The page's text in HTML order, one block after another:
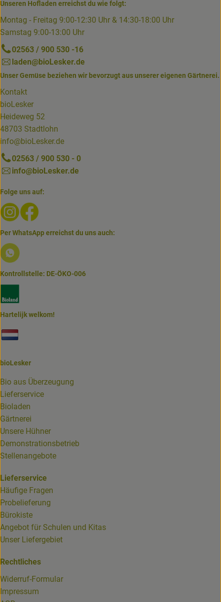
Unseren Hofladen erreichst du wie folgt:
Montag - Freitag 9:00-12:30 Uhr & 14:30-18:00 Uhr
Samstag 9:00-13:00 Uhr
02563 / 900 530 -16
laden@bioLesker.de
Unser Gemüse beziehen wir bevorzugt aus unserer eigenen Gärtnerei.
Kontakt
bioLesker
Heideweg 52
48703 Stadtlohn
info@bioLesker.de
02563 / 900 530 - 0
info@bioLesker.de
Folge uns auf:
Externer Link zu https://www.instagram.com/biolesker/
Per WhatsApp erreichst du uns auch:
Externer Link zu https://www.biolesker.de/lieferservice/
Kontrollstelle: DE-ÖKO-006
Hartelijk welkom!
bioLesker
Bio aus Überzeugung
Lieferservice
Bioladen
Gärtnerei
Unsere Hühner
Demonstrationsbetrieb
Stellenangebote
Lieferservice
Häufige Fragen
Probelieferung
Bürokiste
Angebot für Schulen und Kitas
Unser Liefergebiet
Rechtliches
Widerruf-Formular
Impressum